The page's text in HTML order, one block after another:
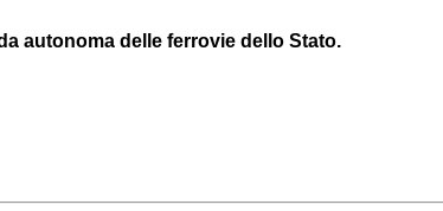
autonoma delle ferrovie dello Stato.